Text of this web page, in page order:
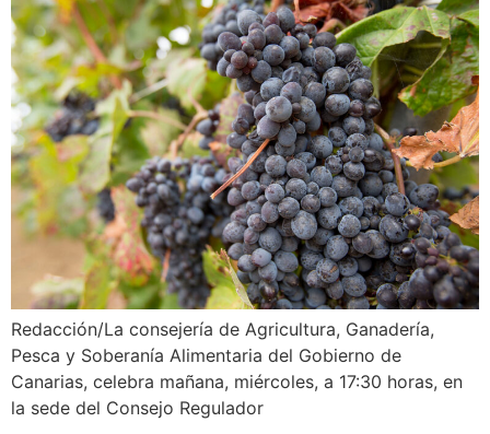
Redacción/La consejería de Agricultura, Ganadería,
Pesca y Soberanía Alimentaria del Gobierno de
Canarias, celebra mañana, miércoles, a 17:30 horas, en
la sede del Consejo Regulador